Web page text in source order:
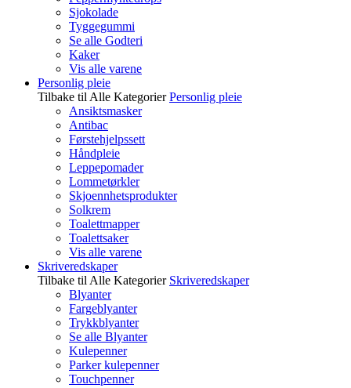
Sjokolade
Tyggegummi
Se alle Godteri
Kaker
Vis alle varene
Personlig pleie
Tilbake til Alle Kategorier Personlig pleie
Ansiktsmasker
Antibac
Førstehjelpssett
Håndpleie
Leppepomader
Lommetørkler
Skjoennhetsprodukter
Solkrem
Toalettmapper
Toalettsaker
Vis alle varene
Skriveredskaper
Tilbake til Alle Kategorier Skriveredskaper
Blyanter
Fargeblyanter
Trykkblyanter
Se alle Blyanter
Kulepenner
Parker kulepenner
Touchpenner